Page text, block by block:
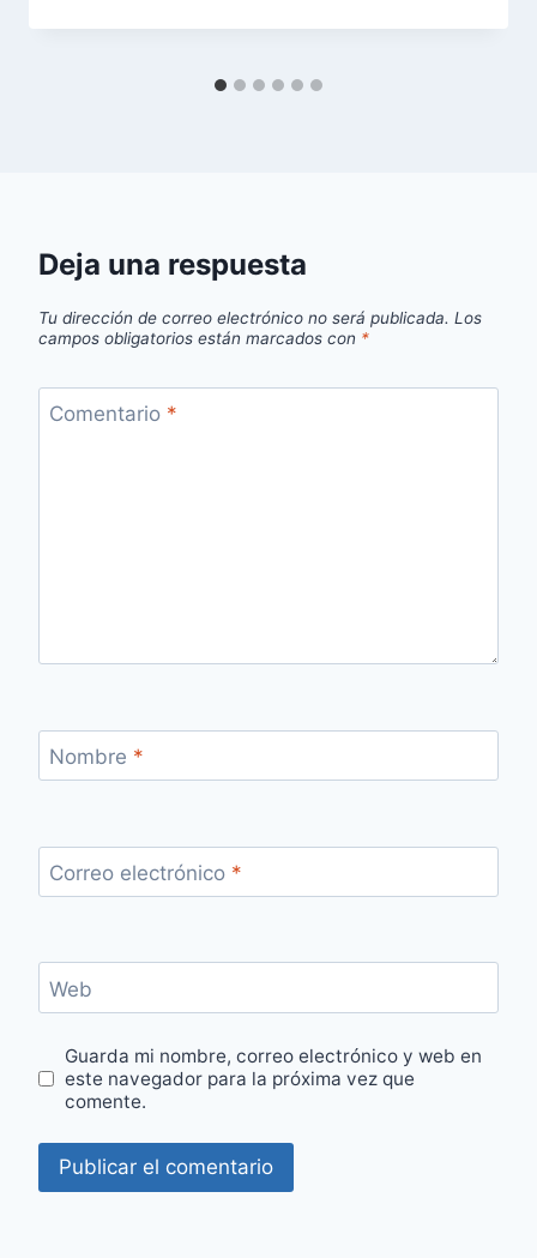
Deja una respuesta
Tu dirección de correo electrónico no será publicada. Los
campos obligatorios están marcados con *
Comentario *
Nombre *
Correo electrónico *
Web
Guarda mi nombre, correo electrónico y web en
este navegador para la próxima vez que
comente.